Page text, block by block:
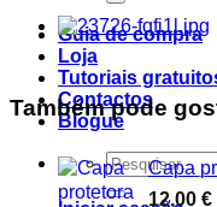
Guia de compra
Loja
Tutoriais
Contactos
Blogue
Procurar
por:
Também pode
Capa
12,00 €